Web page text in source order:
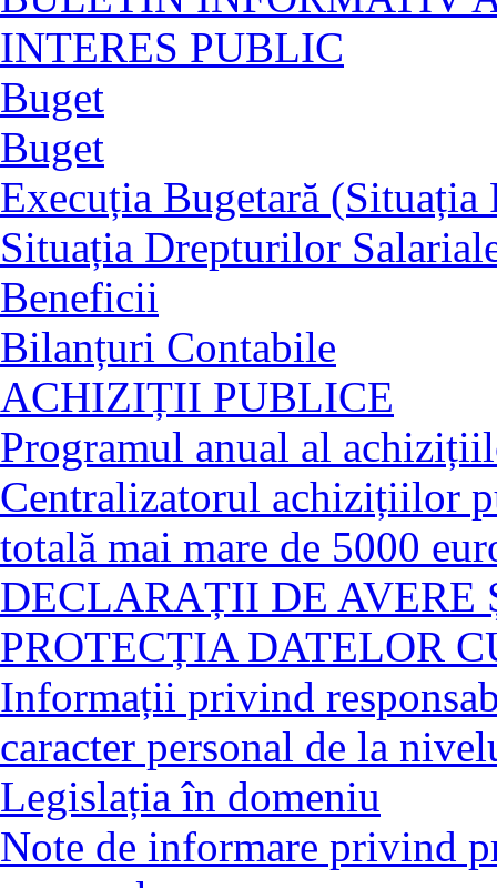
INTERES PUBLIC
Buget
Buget
Execuția Bugetară
Situația Drepturilor
Beneficii
Bilanțuri Contabile
ACHIZIȚII PUBLICE
Programul anual al
Centralizatorul achizițiilor
totală mai mare de 5000
DECLARAȚII DE AVERE
PROTECȚIA DATELOR
Informații privind
caracter personal de la
Legislația în domeniu
Note de informare privind